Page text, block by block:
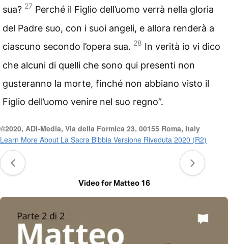
sua? 27 Perché il Figlio dell’uomo verrà nella gloria
del Padre suo, con i suoi angeli, e allora renderà a
ciascuno secondo l’opera sua. 28 In verità io vi dico
che alcuni di quelli che sono qui presenti non
gusteranno la morte, finché non abbiano visto il
Figlio dell’uomo venire nel suo regno”.
©2020, ADI-Media, Via della Formica 23, 00155 Roma, Italy
Learn More About La Sacra Bibbia Versione Riveduta 2020 (R2)
Video for Matteo 16